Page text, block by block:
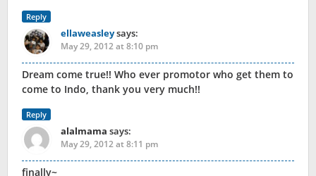
Reply
ellaweasleysays:
May 29, 2012 at 8:10 pm
Dream come true!! Who ever promotor who get them to
come to Indo, thank you very much!!
Reply
alalmama says:
May 29, 2012 at 8:11 pm
finally~